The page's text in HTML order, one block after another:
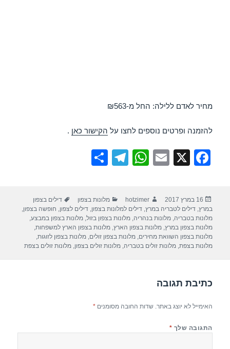
מחיר לאדם ללילה: החל מ-₪563
להזמנה ופרטים נוספים לחצו על הקישור כאן .
F
e
b
o
X
E
W
s
A
p
T
gr
a
m
e
פורסם
בתאריך
16 במרץ 2017 מחבר
hotzimer קטגוריות
מלונות בצפון תגיות
דילים בצפון
במרץ,דילים לטבריה במרץ,דילים למלונות בצפון,דילים לצפון, חופשה בצפון,
מלונות בטבריה,מלונות בנהריה,מלונות בצפון בזול,מלונות בצפון במבצע,
מלונות בצפון במרץ,מלונות בצפון הארץ,מלונות בצפון הארץ למשפחות,
מלונות בצפון השוואת מחירים,מלונות בצפון זולים,מלונות בצפון לזוגות,
מלונות בצפת,מלונות זולים בטבריה,מלונות זולים בצפון,מלונות זולים בצפת
כתיבת תגובה
האימייל לא יוצג באתר. שדות החובה מסומנים*
התגובה שלך *